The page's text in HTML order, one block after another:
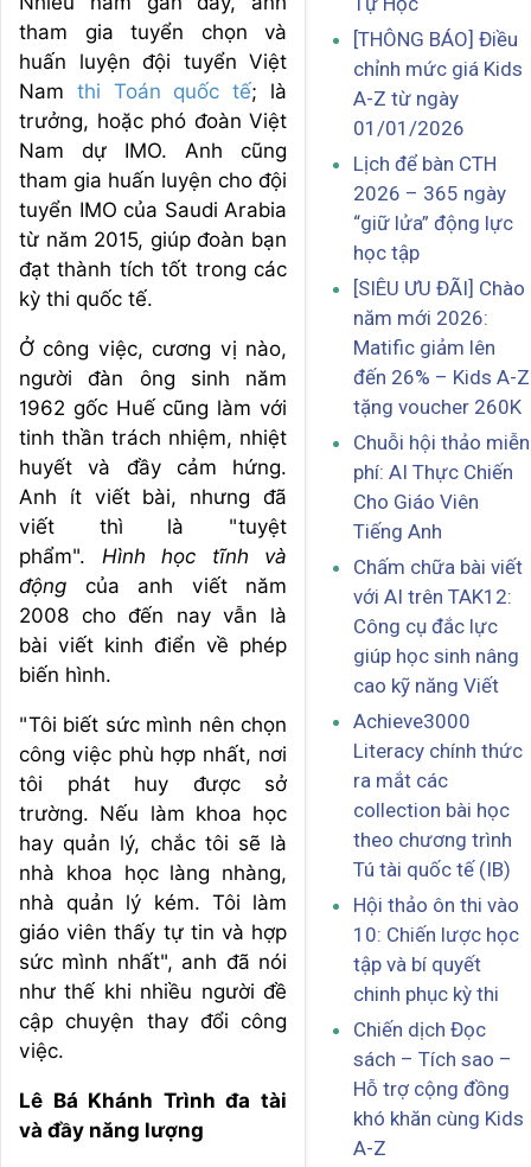
tham gia tuyển chọn và
huấn luyện đội tuyển Việt
Nam thi Toán quốc tế; là
trưởng, hoặc phó đoàn Việt
Nam dự IMO. Anh cũng
tham gia huấn luyện cho đội
tuyển IMO của Saudi Arabia
từ năm 2015, giúp đoàn bạn
đạt thành tích tốt trong các
kỳ thi quốc tế.
Ở công việc, cương vị nào,
người đàn ông sinh năm
1962 gốc Huế cũng làm với
tinh thần trách nhiệm, nhiệt
huyết và đầy cảm hứng.
Anh ít viết bài, nhưng đã
viết thì là "tuyệt
phẩm". Hình học tĩnh và
động của anh viết năm
2008 cho đến nay vẫn là
bài viết kinh điển về phép
biến hình.
"Tôi biết sức mình nên chọn
công việc phù hợp nhất, nơi
tôi phát huy được sở
trường. Nếu làm khoa học
hay quản lý, chắc tôi sẽ là
nhà khoa học làng nhàng,
nhà quản lý kém. Tôi làm
giáo viên thấy tự tin và hợp
sức mình nhất", anh đã nói
như thế khi nhiều người đề
cập chuyện thay đổi công
việc.
Lê Bá Khánh Trình đa tài
và đầy năng lượng
[THÔNG BÁO] Điều
chỉnh mức giá Kids
A-Z từ ngày
01/01/2026
Lịch để bàn CTH
2026 – 365 ngày
“giữ lửa” động lực
học tập
[SIÊU ƯU ĐÃI] Chào
năm mới 2026:
Matific giảm lên
đến 26% – Kids A-Z
tặng voucher 260K
Chuỗi hội thảo miễn
phí: AI Thực Chiến
Cho Giáo Viên
Tiếng Anh
Chấm chữa bài viết
với AI trên TAK12:
Công cụ đắc lực
giúp học sinh nâng
cao kỹ năng Viết
Achieve3000
Literacy chính thức
ra mắt các
collection bài học
theo chương trình
Tú tài quốc tế (IB)
Hội thảo ôn thi vào
10: Chiến lược học
tập và bí quyết
chinh phục kỳ thi
Chiến dịch Đọc
sách – Tích sao –
Hỗ trợ cộng đồng
khó khăn cùng Kids
A-Z